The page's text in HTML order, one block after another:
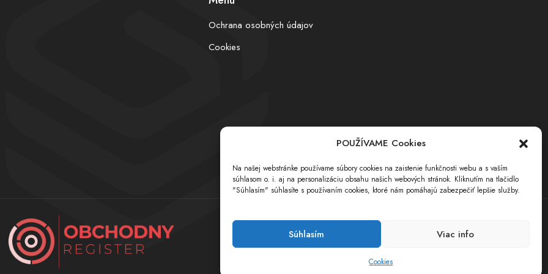
POUŽÍVAME Cookies
Na našej webstránke používame súbory cookies na zaistenie funkčnosti webu a s vaším
súhlasom o. i. aj na personalizáciu obsahu našich webových stránok. Kliknutím na tlačidlo
"Súhlasím" súhlasíte s používaním cookies, ktoré nám pomáhajú zabezpečiť lepšie služby.
Súhlasím Viac info
Cookies
Ochrana osobných údajov
Cookies